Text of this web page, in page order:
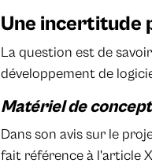
Une incertitude
La question est de
développement de
Matériel de
Dans son avis sur le
fait référence à l'article